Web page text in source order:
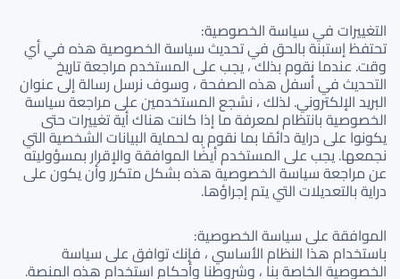
التغييرات في سياسة الخصوصية:
تحتفظ إستبنة بالحق في تحديث سياسة الخصوصية هذه في أي
وقت. عندما نقوم بذلك ، يجب على المستخدم مراجعة تاريخ
التحديث في أسفل هذه الصفحة ، وسوف نرسل رسالة إلى عنوان
البريد الإلكتروني. لذلك ، نشجع المستخدمين على مراجعة سياسة
الخصوصية بانتظام لمعرفة ما إذا كانت هناك أية تغييرات حتى
يكونوا على دراية دائمًا بما نقوم به لحماية البيانات الشخصية التي
نجمعها. يجب على المستخدم أيضًا الموافقة والإقرار بمسؤوليته
عن مراجعة سياسة الخصوصية هذه بشكل متكرر وأن يكون على
دراية بالتعديلات التي يتم إجراؤها.
الموافقة على سياسة الخصوصية:
باستخدام هذا النظام الأساسي ، فإنك توافق على سياسة
الخصوصية الخاصة بنا ، وشروطنا وأحكام استخدام هذه المنصة.